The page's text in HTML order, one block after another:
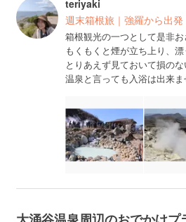
teriyaki
週末箱根旅｜強羅から出
箱根観光の一つとして是非お
もくもくと煙が立ち上り、漂
とりあえず見ておいて損の
温泉と言っても入浴は出来ま